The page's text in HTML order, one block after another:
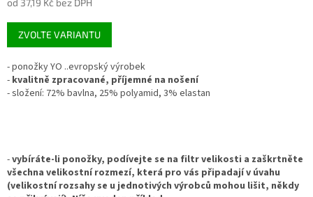
od 37,19 Kč bez DPH
Měrná
cena:
ZVOLTE VARIANTU
- ponožky YO ..evropský výrobek
- kvalitně zpracované, příjemné na nošení
- složení: 72% bavlna, 25% polyamid, 3% elastan
-vybíráte-li ponožky, podívejte se na filtr velikosti a zaškrtněte
všechna velikostní rozmezí, která pro vás připadají v úvahu
(velikostní rozsahy se u jednotivých výrobců mohou lišit, někdy